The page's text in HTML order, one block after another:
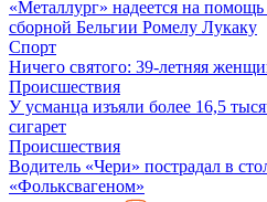
«Металлург» надеется на
сборной Бельгии Ромелу Лукаку
Спорт
Ничего святого: 39-летняя
Происшествия
У усманца изъяли более 16,5
сигарет
Происшествия
Водитель «Чери» пострадал в
«Фольксвагеном»